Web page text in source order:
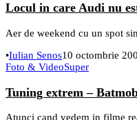
Locul in care Audi nu
Aer de weekend cu un spot
•Iulian Senos10 octombrie
Foto & VideoSuper
Tuning extrem –
Atunci cand vedem in filme